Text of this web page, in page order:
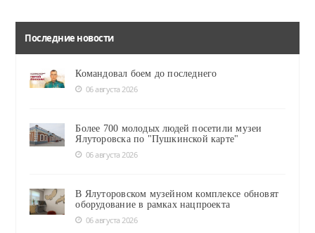
Последние новости
Командовал боем до последнего
06 августа 2026
Более 700 молодых людей посетили музеи
Ялуторовска по "Пушкинской карте"
06 августа 2026
В Ялуторовском музейном комплексе обновят
оборудование в рамках нацпроекта
06 августа 2026